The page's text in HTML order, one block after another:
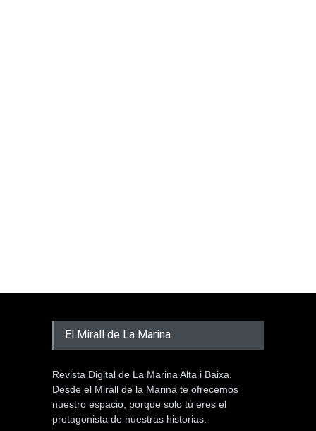
El Mirall de La Marina
Revista Digital de La Marina Alta i Baixa.
Desde el Mirall de la Marina te ofrecemos
nuestro espacio, porque solo tú eres el
protagonista de nuestras historias.